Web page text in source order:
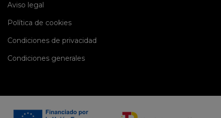
Aviso legal
Política de cookies
Condiciones de privacidad
Condiciones generales